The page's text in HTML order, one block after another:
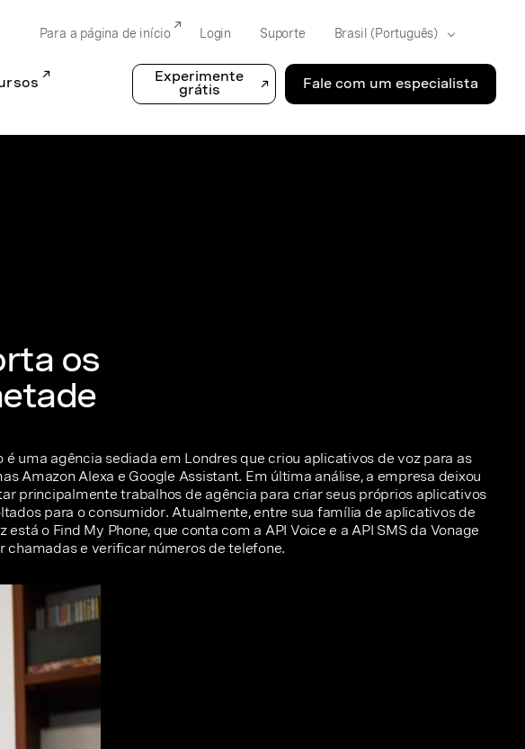
Experimente
grátis
Fale com um especialista
Para a página de início Login Suporte
os
é uma agência sediada em Londres que criou aplicativos de voz para as
Amazon Alexa e Google Assistant. Em última análise, a empresa deixou
principalmente trabalhos de agência para criar seus próprios aplicativos
para o consumidor. Atualmente, entre sua família de aplicativos de
está o Find My Phone, que conta com a API Voice e a API SMS da Vonage
chamadas e verificar números de telefone.